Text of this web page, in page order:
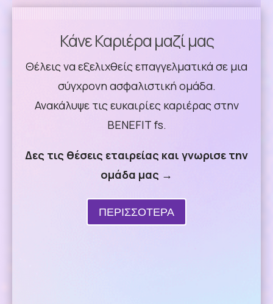
Κάνε Καριέρα μαζί μας
Θέλεις να εξελιχθείς επαγγελματικά σε μια
σύγχρονη ασφαλιστική ομάδα.
Ανακάλυψε τις ευκαιρίες καριέρας στην
BENEFIT fs.
Δες τις θέσεις εταιρείας και γνωρισε την
ομάδα μας →
ΠΕΡΙΣΣΟΤΕΡΑ